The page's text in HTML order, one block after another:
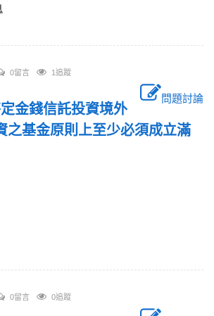
0留言 1追蹤
問題討論
金錢信託投資境外
之基金原則上至少必須成立滿
0留言 0追蹤